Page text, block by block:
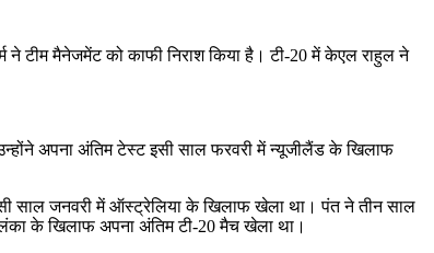
टीम मैनेजमेंट को काफी निराश किया है। टी-20 में केएल राहुल ने
अपना अंतिम टेस्ट इसी साल फरवरी में न्यूजीलैंड के खिलाफ
साल जनवरी में ऑस्ट्रेलिया के खिलाफ खेला था। पंत ने तीन साल
के खिलाफ अपना अंतिम टी-20 मैच खेला था।